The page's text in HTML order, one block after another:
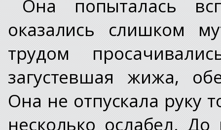
Она попыталась
оказались слишком
трудом
загустевшая жижа,
Она не отпускала руку
несколько ослабел.